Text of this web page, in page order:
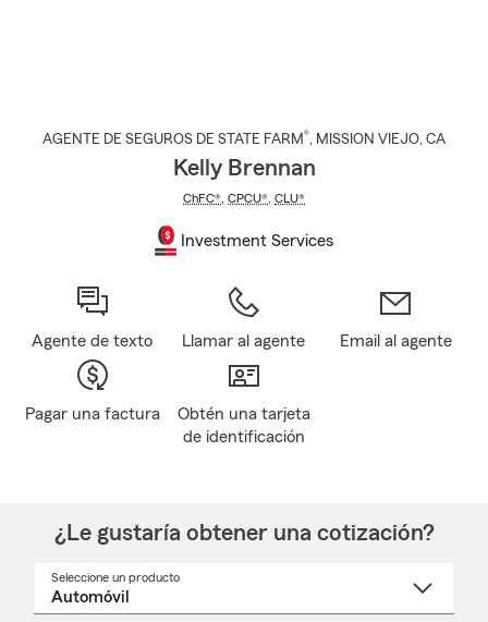
AGENTE DE SEGUROS DE STATE FARM®, MISSION VIEJO, CA
Kelly Brennan
ChFC® CPCU® CLU®
Investment Services
Agente de texto Llamar al agente Email al agente
Pagar una factura
Obtén una tarjeta
de identificación
¿Le gustaría obtener una cotización?
Seleccione un producto